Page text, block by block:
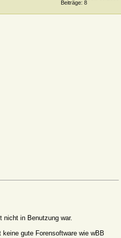
Beiträge: 8
nicht in Benutzung war.
gute Forensoftware wie wBB